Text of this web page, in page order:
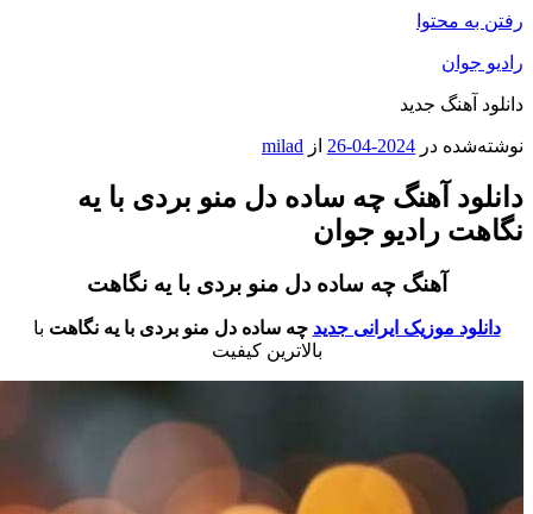
محتوا
جوان
آهنگ جدید
در 2024-04-26 ازmilad
آهنگ چه ساده دل منو بردی با یه
رادیو جوان
آهنگ چه ساده دل منو بردی با یه نگاهت
موزیک ایرانی جدید چه ساده دل منو بردی با یه نگاهت با
بالاترین کیفیت